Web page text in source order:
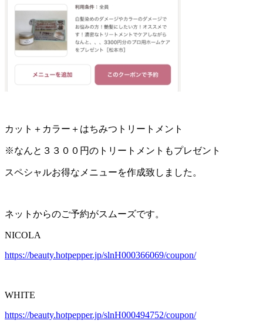
カット＋カラー＋はちみつトリートメント
※なんと３３００円のトリートメントもプレゼント
スペシャルお得なメニューを作成致しました。
ネットからのご予約がスムーズです。
NICOLA
https://beauty.hotpepper.jp/slnH000366069/coupon/
WHITE
https://beauty.hotpepper.jp/slnH000494752/coupon/